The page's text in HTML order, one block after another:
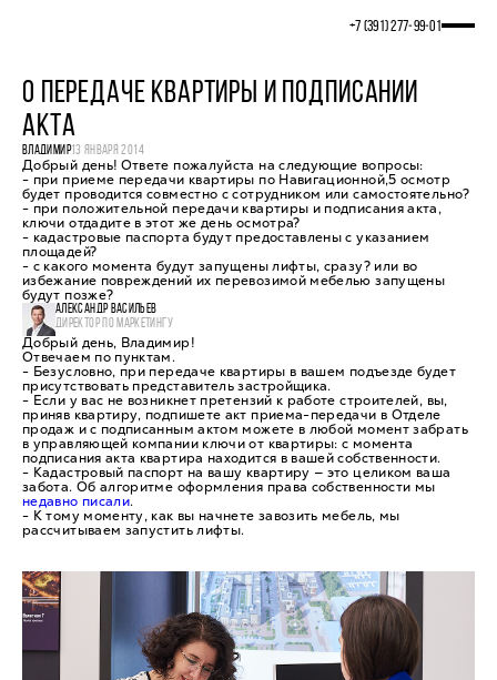
+7 (391) 277‒99‒01
О ПЕРЕДАЧЕ КВАРТИРЫ И ПОДПИСАНИИ
АКТА
ВЛАДИМИР13 ЯНВАРЯ 2014
Добрый день! Ответе пожалуйста на следующие вопросы:
- при приеме передачи квартиры по Навигационной,5 осмотр
будет проводится совместно с сотрудником или самостоятельно?
- при положительной передачи квартиры и подписания акта,
ключи отдадите в этот же день осмотра?
- кадастровые паспорта будут предоставлены с указанием
площадей?
- с какого момента будут запущены лифты, сразу? или во
избежание повреждений их перевозимой мебелью запущены
будут позже?
АЛЕКСАНДР ВАСИЛЬЕВ
ДИРЕКТОР ПО МАРКЕТИНГУ
Добрый день, Владимир!
Отвечаем по пунктам.
- Безусловно, при передаче квартиры в вашем подъезде будет
присутствовать представитель застройщика.
- Если у вас не возникнет претензий к работе строителей, вы,
приняв квартиру, подпишете акт приема-передачи в Отделе
продаж и с подписанным актом можете в любой момент забрать
в управляющей компании ключи от квартиры: с момента
подписания акта квартира находится в вашей собственности.
- Кадастровый паспорт на вашу квартиру — это целиком ваша
забота. Об алгоритме оформления права собственности мы
недавно писали.
- К тому моменту, как вы начнете завозить мебель, мы
рассчитываем запустить лифты.